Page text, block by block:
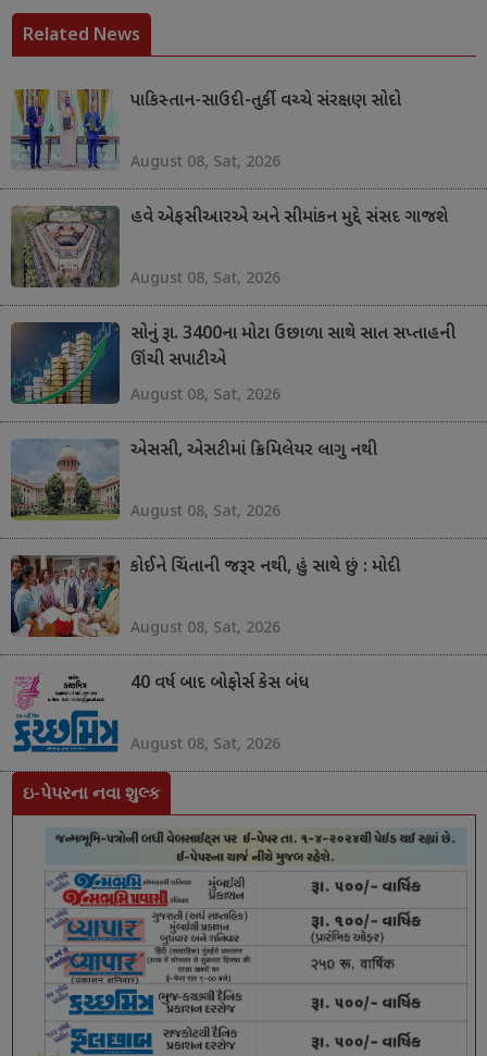
Related News
પાકિસ્તાન-સાઉદી-તુર્કી વચ્ચે સંરક્ષણ સોદો
August 08, Sat, 2026
હવે એફસીઆરએ અને સીમાંકન મુદ્દે સંસદ ગાજશે
August 08, Sat, 2026
સોનું રૂા. 3400ના મોટા ઉછાળા સાથે સાત સપ્તાહની
ઊંચી સપાટીએ
August 08, Sat, 2026
એસસી, એસટીમાં ક્રિમિલેયર લાગુ નથી
August 08, Sat, 2026
કોઈને ચિંતાની જરૂર નથી, હું સાથે છું : મોદી
August 08, Sat, 2026
40 વર્ષ બાદ બોફોર્સ કેસ બંધ
August 08, Sat, 2026
ઇ-પેપરના નવા શુલ્ક